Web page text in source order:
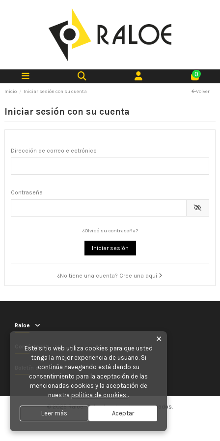
0
Inicio Iniciar sesión con su cuenta Volver
Iniciar sesión con su cuenta
Dirección de correo electrónico
Contraseña
¿Olvidó su contraseña?
Iniciar sesión
¿No tiene una cuenta? Cree una aquí
Raloe
Contáctenos
Boletín de noticias
© 2025 Raloe. Todos los derechos reservados.
✕
Este sitio web utiliza cookies para que usted
tenga la mejor experiencia de usuario. Si
continúa navegando está dando su
consentimiento para la aceptación de las
mencionadas cookies y la aceptación de
nuestra política de cookies .
Leer más Aceptar